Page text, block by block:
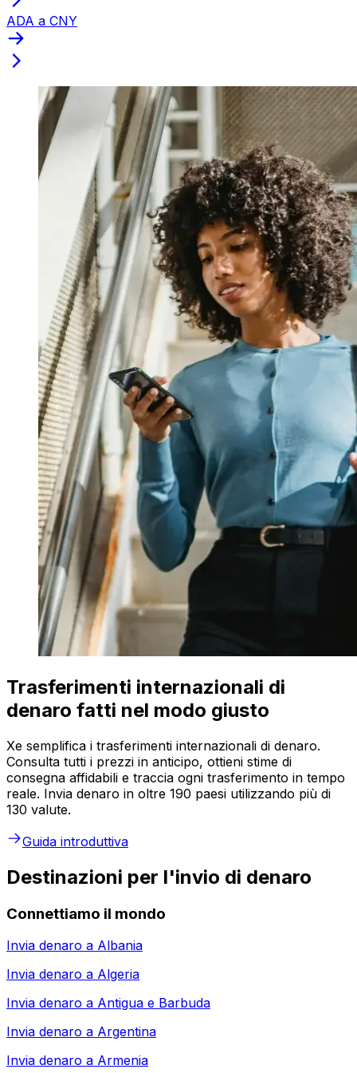
ADA a CNY
Trasferimenti internazionali di
denaro fatti nel modo giusto
Xe semplifica i trasferimenti internazionali di denaro.
Consulta tutti i prezzi in anticipo, ottieni stime di
consegna affidabili e traccia ogni trasferimento in tempo
reale. Invia denaro in oltre 190 paesi utilizzando più di
130 valute.
Guida introduttiva
Destinazioni per l'invio di denaro
Connettiamo il mondo
Invia denaro a Albania
Invia denaro a Algeria
Invia denaro a Antigua e Barbuda
Invia denaro a Argentina
Invia denaro a Armenia